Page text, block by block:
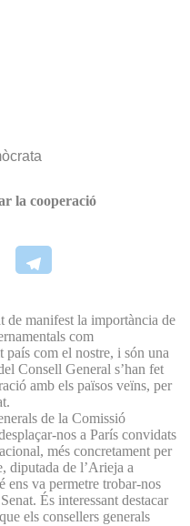
la cooperació
de manifest la importància de
com
país com el nostre, i són una
Consell General s’han fet
amb els països veïns, per
de la Comissió
nos a París convidats
més concretament per
diputada de l’Arieja a
ens va permetre trobar-nos
És interessant destacar
els consellers generals